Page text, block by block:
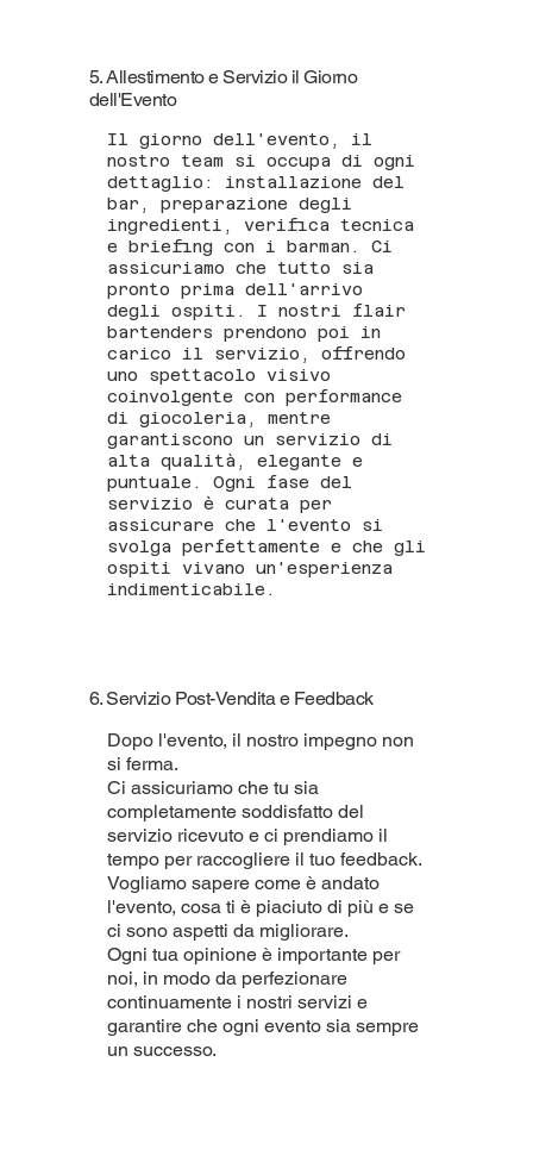
5. Allestimento e Servizio il Giorno
dell'Evento
Il giorno dell'evento, il
nostro team si occupa di ogni
dettaglio: installazione del
bar, preparazione degli
ingredienti, verifica tecnica
e briefing con i barman. Ci
assicuriamo che tutto sia
pronto prima dell'arrivo
degli ospiti. I nostri flair
bartenders prendono poi in
carico il servizio, offrendo
uno spettacolo visivo
coinvolgente con performance
di giocoleria, mentre
garantiscono un servizio di
alta qualità, elegante e
puntuale. Ogni fase del
servizio è curata per
assicurare che l'evento si
svolga perfettamente e che gli
ospiti vivano un'esperienza
indimenticabile.
6. Servizio Post-Vendita e Feedback
Dopo l'evento, il nostro impegno non
si ferma.
Ci assicuriamo che tu sia
completamente soddisfatto del
servizio ricevuto e ci prendiamo il
tempo per raccogliere il tuo feedback.
Vogliamo sapere come è andato
l'evento, cosa ti è piaciuto di più e se
ci sono aspetti da migliorare.
Ogni tua opinione è importante per
noi, in modo da perfezionare
continuamente i nostri servizi e
garantire che ogni evento sia sempre
un successo.